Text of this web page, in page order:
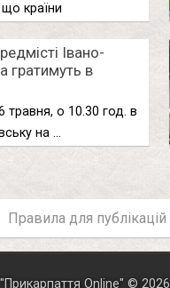
країни
Івано-
гратимуть в
травня, о 10.30 год. в
на …
Правила для публікацій
Прикарпаття Online" © 2026